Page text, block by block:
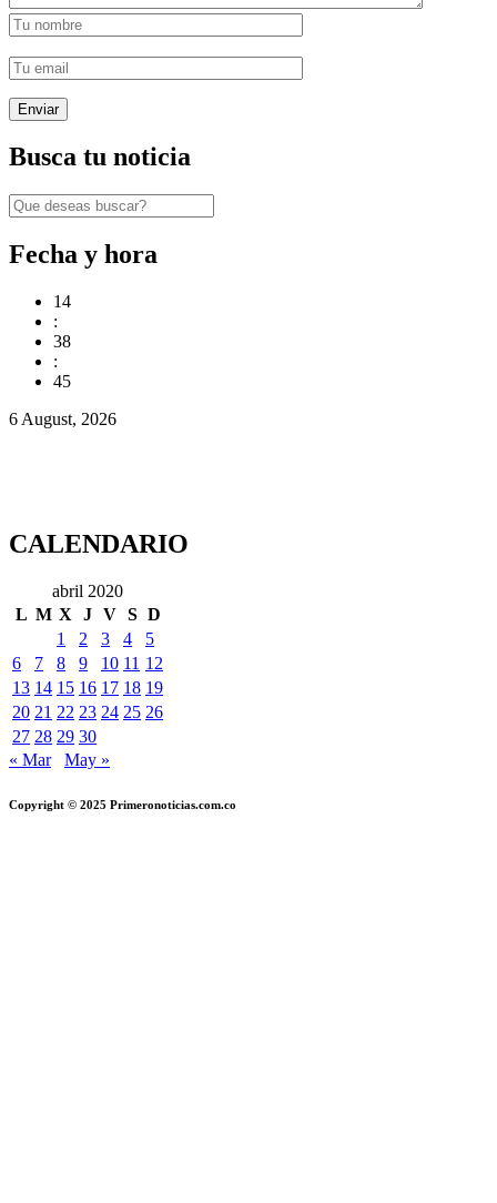
Busca tu noticia
Fecha y hora
14
:
38
:
46
6 August, 2026
CALENDARIO
abril 2020
L M X J V S D
1
2 3 4
5
6
7 8 9 10 11 12
13 14 15 16 17 18 19
20 21 22 23 24 25 26
27 28 29 30
« Mar
May »
Copyright © 2025 Primeronoticias.com.co